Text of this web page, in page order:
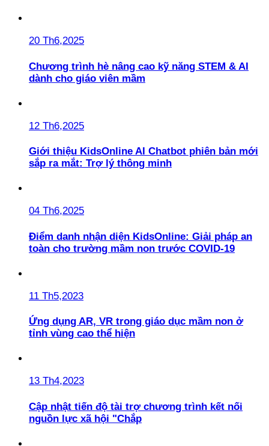
20 Th6,2025
Chương trình hè nâng cao kỹ năng STEM & AI
dành cho giáo viên mầm
12 Th6,2025
Giới thiệu KidsOnline AI Chatbot phiên bản mới
sắp ra mắt: Trợ lý thông minh
04 Th6,2025
Điểm danh nhận diện KidsOnline: Giải pháp an
toàn cho trường mầm non trước COVID-19
11 Th5,2023
Ứng dụng AR, VR trong giáo dục mầm non ở
tỉnh vùng cao thể hiện
13 Th4,2023
Cập nhật tiến độ tài trợ chương trình kết nối
nguồn lực xã hội "Chắp